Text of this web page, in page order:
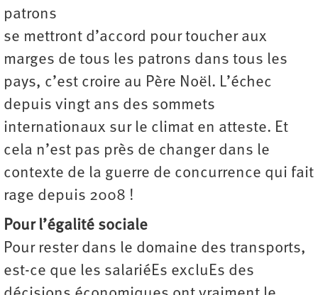
patrons
se ­mettront d’accord pour toucher aux
marges de tous les patrons dans tous les
pays, c’est croire au Père Noël. L’échec
depuis vingt ans des sommets
internationaux sur le climat en atteste. Et
cela n’est pas près de changer dans le
contexte de la guerre de concurrence qui fait
rage depuis 2008 !
Pour l’égalité sociale
Pour rester dans le domaine des transports,
est-ce que les salariéEs excluEs des